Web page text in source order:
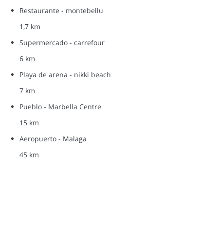
Restaurante - montebellu
1,7 km
Supermercado - carrefour
6 km
Playa de arena - nikki beach
7 km
Pueblo - Marbella Centre
15 km
Aeropuerto - Malaga
45 km